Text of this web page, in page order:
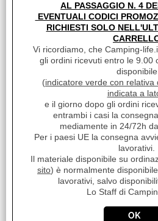
FRIGORIFERO
APERTURA A POZZETTO 12/
Cod. art.:
Unità di misura:
Sc.Club Convenzionati:
Modularità per prestazioni ottimali Il
distingue per le sue due zone di
personalizzabili a piacimento grazie
AL PASSAGGIO N. 4
EVENTUALI CODICI
RICHIESTI SOLO
Vi ricordiamo, che Camping-
gli ordini ricevuti entro le 9.00
disponibile
(indicatore verde con relativa
indicata a
e il giorno dopo gli ordini
entrambi i casi la
mediamente in 24/72h
Per i paesi UE la consegna
lavorativi.
Il materiale disponibile su
sito) è normalmente
lavorativi, salvo
Lo Staff di